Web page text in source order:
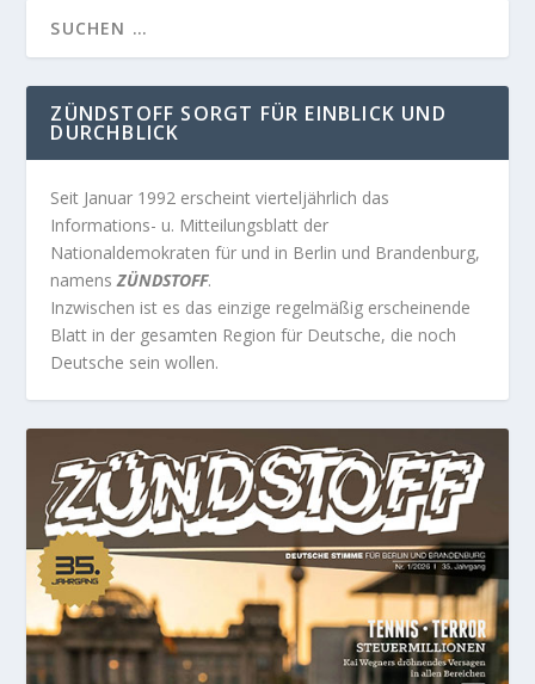
ZÜNDSTOFF SORGT FÜR EINBLICK UND
DURCHBLICK
Seit Januar 1992 erscheint vierteljährlich das
Informations- u. Mitteilungsblatt der
Nationaldemokraten für und in Berlin und Brandenburg,
namensZÜNDSTOFF.
Inzwischen ist es das einzige regelmäßig erscheinende
Blatt in der gesamten Region für Deutsche, die noch
Deutsche sein wollen.